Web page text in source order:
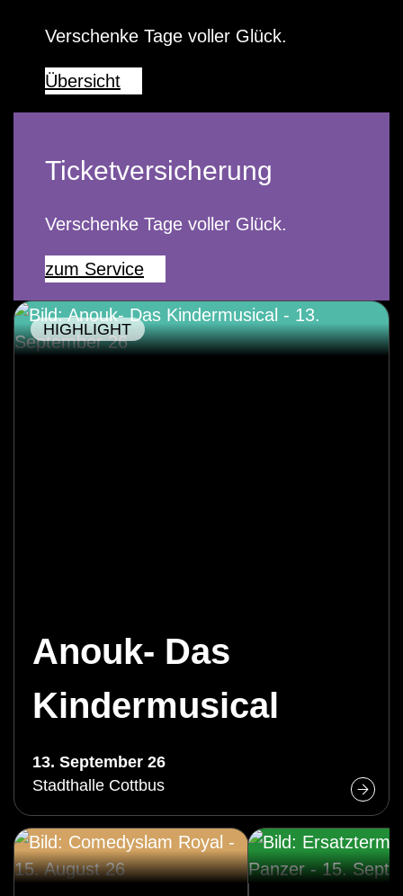
Verschenke Tage voller Glück.
Übersicht
Ticketversicherung
Verschenke Tage voller Glück.
zum Service
HIGHLIGHT
Anouk- Das
Kindermusical
13. September 26
Stadthalle Cottbus